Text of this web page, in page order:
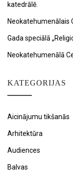
katedrālē.
Neokatehumenālais
Gada speciālā
Neokatehumenālā
KATEGORIJAS
Aicinājumu tikšanās
Arhitektūra
Audiences
Balvas